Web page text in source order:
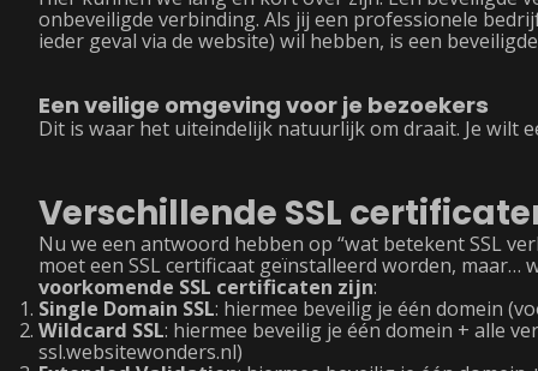
onbeveiligde verbinding. Als jij een professionele
ieder geval via de website) wil hebben, is een
Een veilige omgeving voor je bezoekers
Dit is waar het uiteindelijk natuurlijk om draait. Je wilt
Verschillende SSL
Nu we een antwoord hebben op “wat betekent SSL
moet een SSL certificaat geïnstalleerd worden, maar…
voorkomende SSL certificaten zijn:
Single Domain SSL: hiermee beveilig je één domein
Wildcard SSL: hiermee beveilig je één domein + alle
ssl.websitewonders.nl)